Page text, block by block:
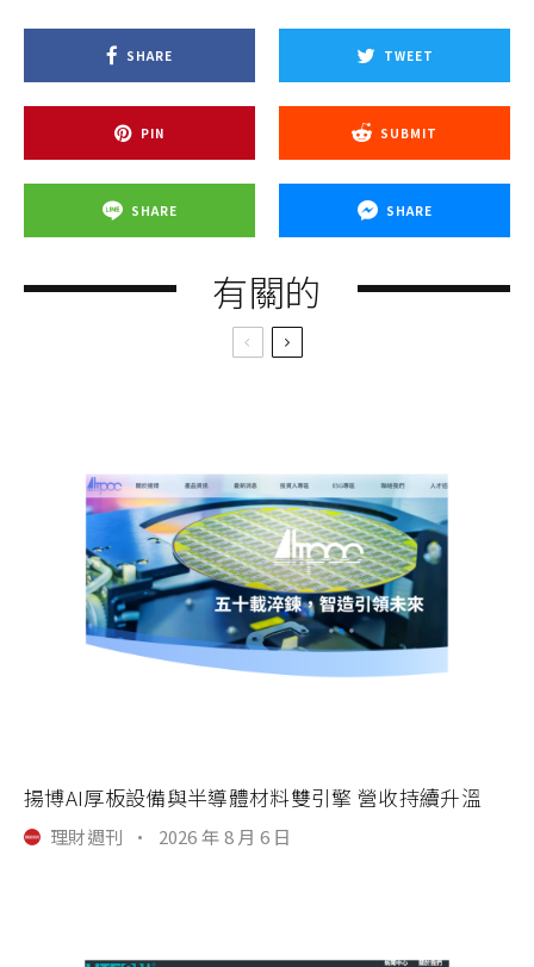
SHARE TWEET
PIN SUBMIT
SHARE SHARE
有關的
揚博AI厚板設備與半導體材料雙引擎 營收持續升溫
理財週刊 · 2026 年 8 月 6 日